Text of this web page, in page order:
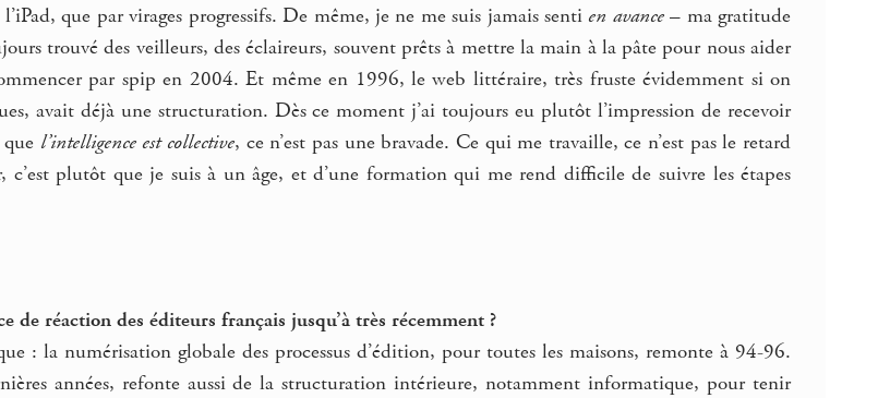
l’iPad, que par virages progressifs. De même, je ne me suis jamais sentien avance– ma gratitude
trouvé des veilleurs, des éclaireurs, souvent prêts à mettre la main à la pâte pour nous aider
par spip en 2004. Et même en 1996, le web littéraire, très fruste évidemment si on
avait déjà une structuration. Dès ce moment j’ai toujours eu plutôt l’impression de recevoir
l’intelligence est collective, ce n’est pas une bravade. Ce qui me travaille, ce n’est pas le retard
c’est plutôt que je suis à un âge, et d’une formation qui me rend difficile de suivre les étapes
de réaction des éditeurs français jusqu’à très récemment ?
: la numérisation globale des processus d’édition, pour toutes les maisons, remonte à 94-96.
années, refonte aussi de la structuration intérieure, notamment informatique, pour tenir